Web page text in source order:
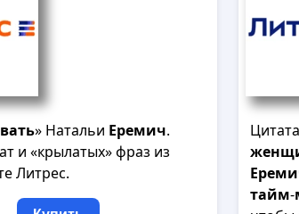
» Натальи Еремич.
и «крылатых» фраз из
Литрес.
тайм-